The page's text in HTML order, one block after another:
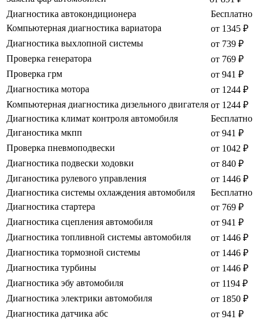
Диагностика автокондиционера
Бесплатно
Компьютерная диагностика вариатора
от 1345 ₽
Диагностика выхлопной системы
от 739 ₽
Проверка генератора
от 769 ₽
Проверка грм
от 941 ₽
Диагностика мотора
от 1244 ₽
Компьютерная диагностика дизельного двигателя от 1244 ₽
Диагностика климат контроля автомобиля
Бесплатно
Диганостика мкпп
от 941 ₽
Проверка пневмоподвески
от 1042 ₽
Диагностика подвески ходовки
от 840 ₽
Диганостика рулевого управления
от 1446 ₽
Диагностика системы охлаждения автомобиля
Бесплатно
Диагностика стартера
от 769 ₽
Диагностика сцепления автомобиля
от 941 ₽
Диагностика топливной системы автомобиля
от 1446 ₽
Диагностика тормозной системы
от 1446 ₽
Диагностика турбины
от 1446 ₽
Диагностика эбу автомобиля
от 1194 ₽
Диагностика электрики автомобиля
от 1850 ₽
Диагностика датчика абс
от 941 ₽